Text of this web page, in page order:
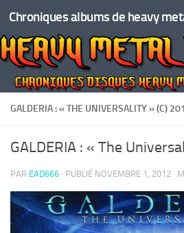
Skip to content
GALDERIA : « THE UNIVERSALITY » (C)
GALDERIA : « The
PAR EAD666 · PUBLIÉ NOVEMBRE 1, 2012 ·